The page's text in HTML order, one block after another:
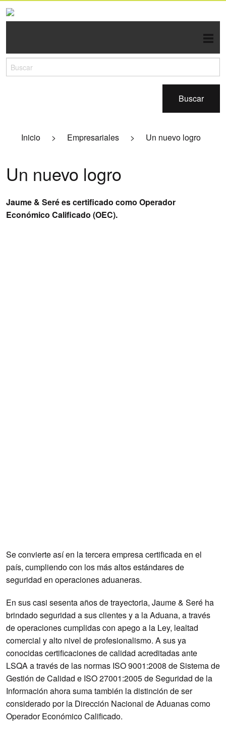
En contexto
Economía
Buscar
Inicio > Empresariales > Un nuevo logro
Un nuevo logro
Jaume & Seré es certificado como Operador
Económico Calificado (OEC).
Se convierte así en la tercera empresa certificada en el
país, cumpliendo con los más altos estándares de
seguridad en operaciones aduaneras.
En sus casi sesenta años de trayectoria, Jaume & Seré ha
brindado seguridad a sus clientes y a la Aduana, a través
de operaciones cumplidas con apego a la Ley, lealtad
comercial y alto nivel de profesionalismo. A sus ya
conocidas certificaciones de calidad acreditadas ante
LSQA a través de las normas ISO 9001:2008 de Sistema de
Gestión de Calidad e ISO 27001:2005 de Seguridad de la
Información ahora suma también la distinción de ser
considerado por la Dirección Nacional de Aduanas como
Operador Económico Calificado.